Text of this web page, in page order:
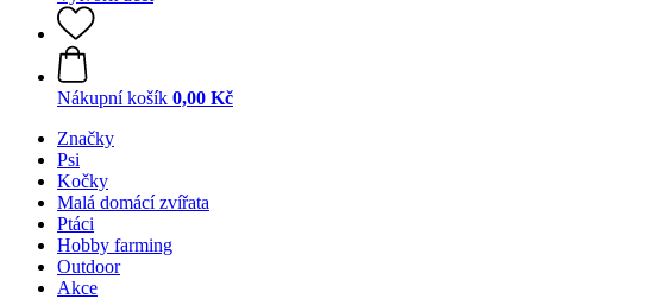
Nákupní košík 0,00 Kč
Značky
Psi
Kočky
Malá domácí zvířata
Ptáci
Hobby farming
Outdoor
Akce